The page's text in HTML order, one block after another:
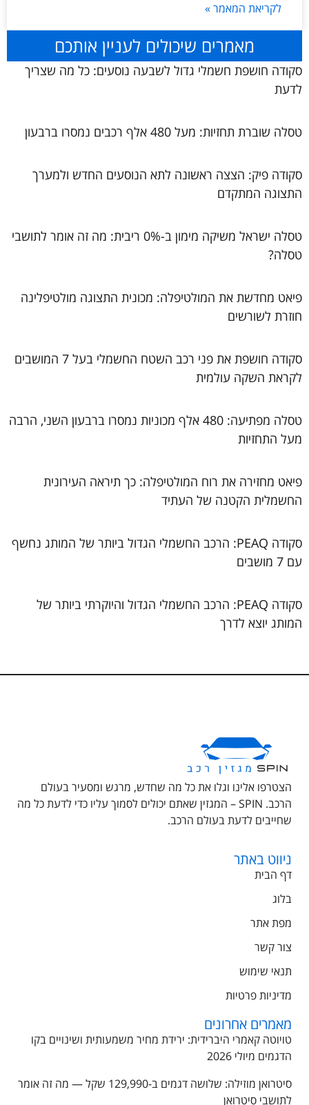
לקריאת המאמר »
מאמרים שיכולים לעניין אותכם
סקודה חושפת חשמלי גדול לשבעה נוסעים: כל מה שצריך
לדעת
טסלה שוברת תחזיות: מעל 480 אלף רכבים נמסרו ברבעון
סקודה פיק: הצצה ראשונה לתא הנוסעים החדש ולמערך
התצוגה המתקדם
טסלה ישראל משיקה מימון ב-0% ריבית: מה זה אומר לתושבי
טסלה?
פיאט מחדשת את המולטיפלה: מכונית התצוגה מולטיפלינה
חוזרת לשורשים
סקודה חושפת את פני רכב השטח החשמלי בעל 7 המושבים
לקראת השקה עולמית
טסלה מפתיעה: 480 אלף מכוניות נמסרו ברבעון השני, הרבה
מעל התחזיות
פיאט מחזירה את רוח המולטיפלה: כך תיראה העירונית
החשמלית הקטנה של העתיד
סקודה PEAQ: הרכב החשמלי הגדול ביותר של המותג נחשף
עם 7 מושבים
סקודה PEAQ: הרכב החשמלי הגדול והיוקרתי ביותר של
המותג יוצא לדרך
הצטרפו אלינו וגלו את כל מה שחדש, מרגש ומסעיר בעולם
הרכב. SPIN – המגזין שאתם יכולים לסמוך עליו כדי לדעת כל מה
שחייבים לדעת בעולם הרכב.
ניווט באתר
דף הבית
בלוג
מפת אתר
צור קשר
תנאי שימוש
מדיניות פרטיות
מאמרים אחרונים
טויוטה קאמרי היברידית: ירידת מחיר משמעותית ושינויים בקו
הדגמים מיולי 2026
סיטרואן מוזילה: שלושה דגמים ב-129,990 שקל — מה זה אומר
לתושבי סיטרואן